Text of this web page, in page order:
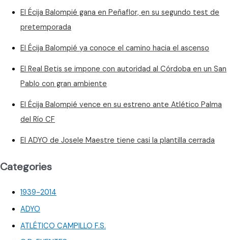
que
con
El Écija Balompié gana en Peñaflor, en su segundo test de
pretemporada
El Écija Balompié ya conoce el camino hacia el ascenso
El Real Betis se impone con autoridad al Córdoba en un San
Pablo con gran ambiente
El Écija Balompié vence en su estreno ante Atlético Palma
del Río CF
El ADYO de Josele Maestre tiene casi la plantilla cerrada
Categories
1939-2014
ADYO
ATLÉTICO CAMPILLO F.S.